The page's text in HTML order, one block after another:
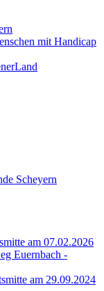
mit Handicap
Scheyern
am 07.02.2026
Euernbach -
am 29.09.2024